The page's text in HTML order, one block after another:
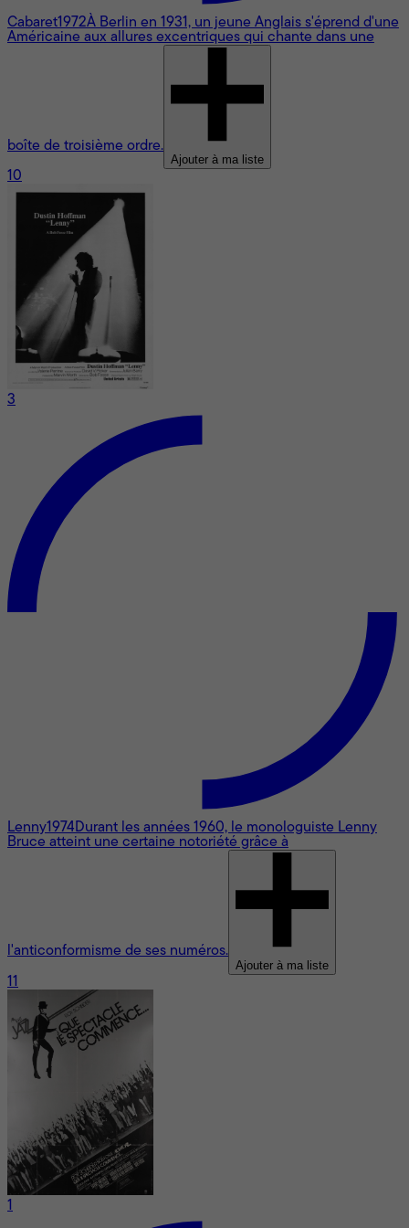
Cabaret1972À Berlin en 1931, un jeune Anglais s'éprend d'une
Américaine aux allures excentriques qui chante dans une
boîte de troisième ordre.
Ajouter à ma liste
10
3
Lenny1974Durant les années 1960, le monologuiste Lenny
Bruce atteint une certaine notoriété grâce à
l'anticonformisme de ses numéros.
Ajouter à ma liste
11
1